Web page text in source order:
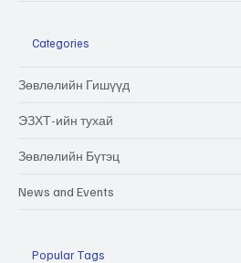
Categories
Зөвлөлийн Гишүүд
ЭЗХТ-ийн тухай
Зөвлөлийн Бүтэц
News and Events
Popular Tags